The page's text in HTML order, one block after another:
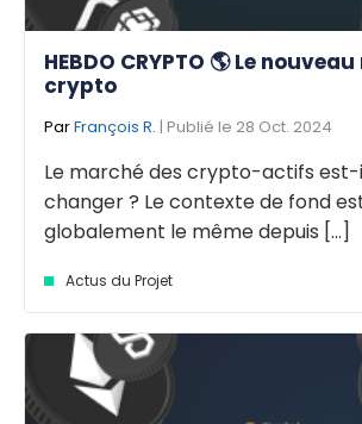
HEBDO CRYPTO 🌎 Le
crypto
ParFrançois R. | Publié le 28 Oct. 2024
Le marché des crypto-actifs
changer ? Le contexte de fond
globalement le même depuis [...]
Actus du Projet